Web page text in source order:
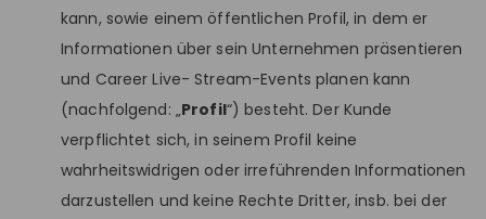
kann, sowie einem öffentlichen Profil, in dem er
Informationen über sein Unternehmen präsentieren
und Career Live- Stream-Events planen kann
(nachfolgend: „Profil“) besteht. Der Kunde
verpflichtet sich, in seinem Profil keine
wahrheitswidrigen oder irreführenden Informationen
darzustellen und keine Rechte Dritter, insb. bei der